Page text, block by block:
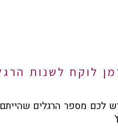
לוקח לשנות
לכם מספר הרגלים